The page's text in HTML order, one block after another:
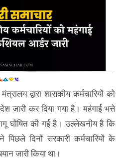
द्वारा शासकीय कर्मचारियों को
जारी कर दिया गया है। महंगाई भत्ते
घोषित की गई है। उल्लेखनीय है कि
पिछले दिनों सरकारी कर्मचारियों के
जारी किया था।